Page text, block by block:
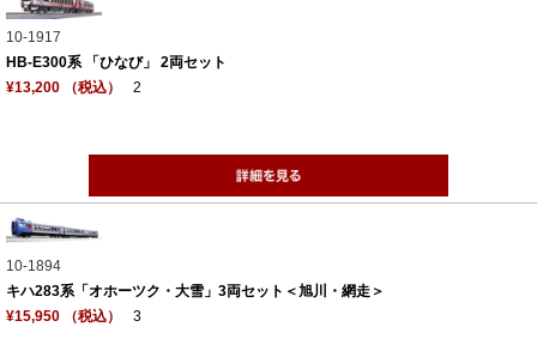
10-1917
HB-E300系 「ひなび」 2両セット
¥13,200 （税込）
2
10-1894
キハ283系「オホーツク・大雪」3両セット＜旭川・網走＞
¥15,950 （税込）
3